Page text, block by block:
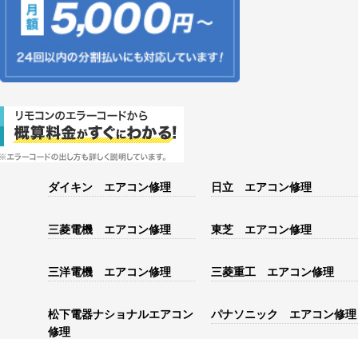
ダイキン エアコン修理 日立 エアコン修理
三菱電機 エアコン修理 東芝 エアコン修理
三洋電機 エアコン修理 三菱重工 エアコン修理
松下電器ナショナルエアコン
修理
パナソニック エアコン修理